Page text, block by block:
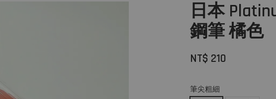
日本
鋼筆 橘色
NT$ 210
筆尖粗細